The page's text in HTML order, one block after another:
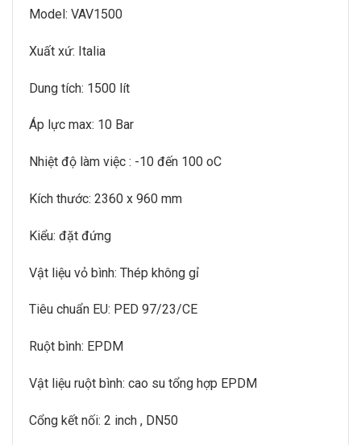
Model: VAV1500
Xuất xứ: Italia
Dung tích: 1500 lít
Áp lực max: 10 Bar
Nhiệt độ làm việc : -10 đến 100 oC
Kích thước: 2360 x 960 mm
Kiểu: đặt đứng
Vật liệu vỏ bình: Thép không gỉ
Tiêu chuẩn EU: PED 97/23/CE
Ruột bình: EPDM
Vật liệu ruột bình: cao su tổng hợp EPDM
Cổng kết nối: 2 inch , DN50